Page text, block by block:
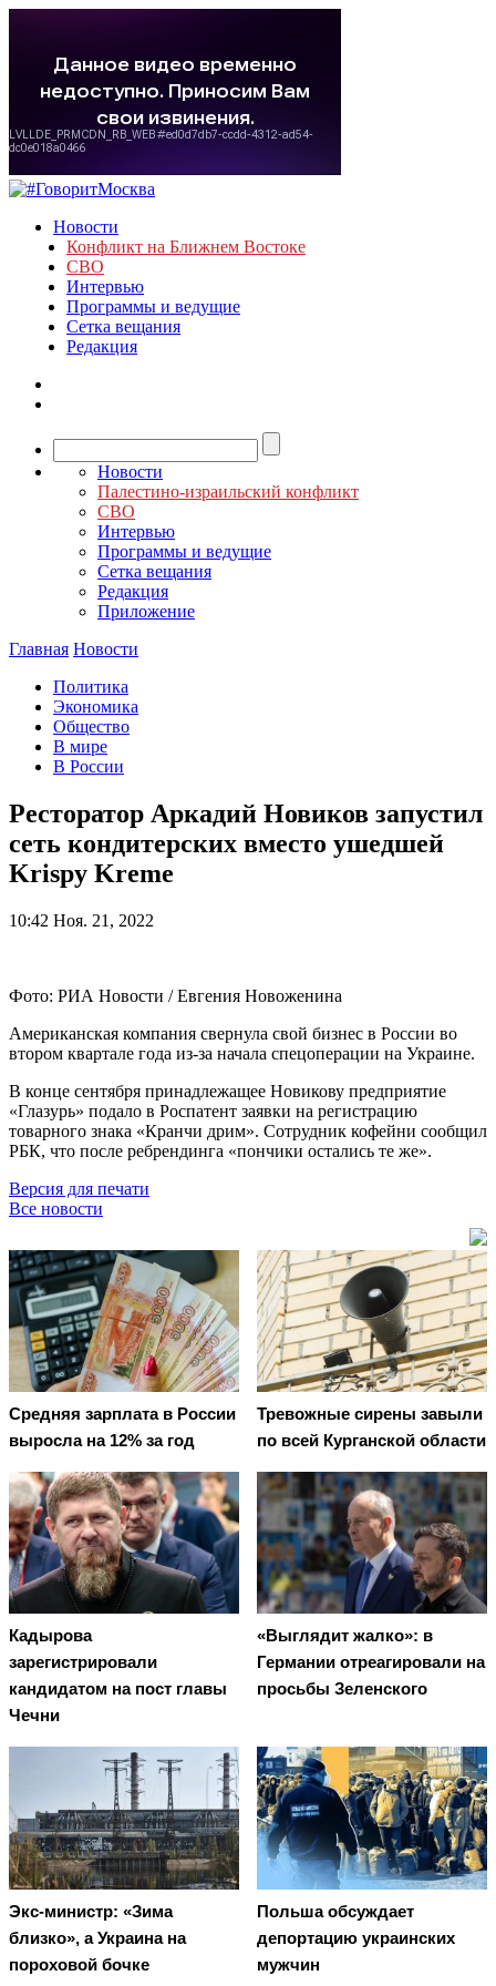
Новости
Конфликт на Ближнем Востоке
СВО
Интервью
Программы и ведущие
Сетка вещания
Редакция
Новости
Палестино-израильский конфликт
СВО
Интервью
Программы и ведущие
Сетка вещания
Редакция
Приложение
Главная Новости
Политика
Экономика
Общество
В мире
В России
Ресторатор Аркадий Новиков запустил
сеть кондитерских вместо ушедшей
Krispy Kreme
10:42 Ноя. 21, 2022
Фото: РИА Новости / Евгения Новоженина
Американская компания свернула свой бизнес в России во
втором квартале года из-за начала спецоперации на Украине.
В конце сентября принадлежащее Новикову предприятие
«Глазурь» подало в Роспатент заявки на регистрацию
товарного знака «Кранчи дрим». Сотрудник кофейни сообщил
РБК, что после ребрендинга «пончики остались те же».
Версия для печати
Все новости
Средняя зарплата в России
выросла на 12% за год
Тревожные сирены завыли
по всей Курганской области
Кадырова
зарегистрировали
кандидатом на пост главы
Чечни
«Выглядит жалко»: в
Германии отреагировали на
просьбы Зеленского
Экс-министр: «Зима
близко», а Украина на
пороховой бочке
Польша обсуждает
депортацию украинских
мужчин